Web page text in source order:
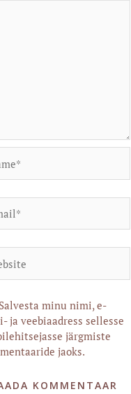
Salvesta minu nimi, e-
ja veebiaadress sellesse
järgmiste
jaoks.